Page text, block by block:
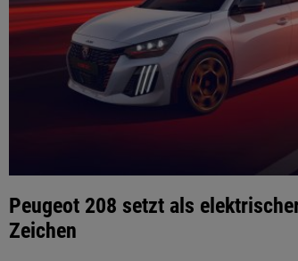
Peugeot 208 setzt als
Zeichen